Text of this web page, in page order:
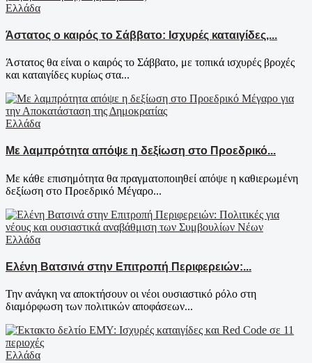
Ελλάδα
Άστατος ο καιρός το Σάββατο: Ισχυρές καταιγίδες,...
Άστατος θα είναι ο καιρός το Σάββατο, με τοπικά ισχυρές βροχές
και καταιγίδες κυρίως στα...
Ελλάδα
Με λαμπρότητα απόψε η δεξίωση στο Προεδρικό...
Με κάθε επισημότητα θα πραγματοποιηθεί απόψε η καθιερωμένη
δεξίωση στο Προεδρικό Μέγαρο...
Ελλάδα
Ελένη Βατσινά στην Επιτροπή Περιφερειών:...
Την ανάγκη να αποκτήσουν οι νέοι ουσιαστικό ρόλο στη
διαμόρφωση των πολιτικών αποφάσεων...
Ελλάδα